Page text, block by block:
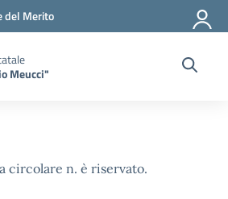
del Merito
Meucci"
circolare n. è riservato.